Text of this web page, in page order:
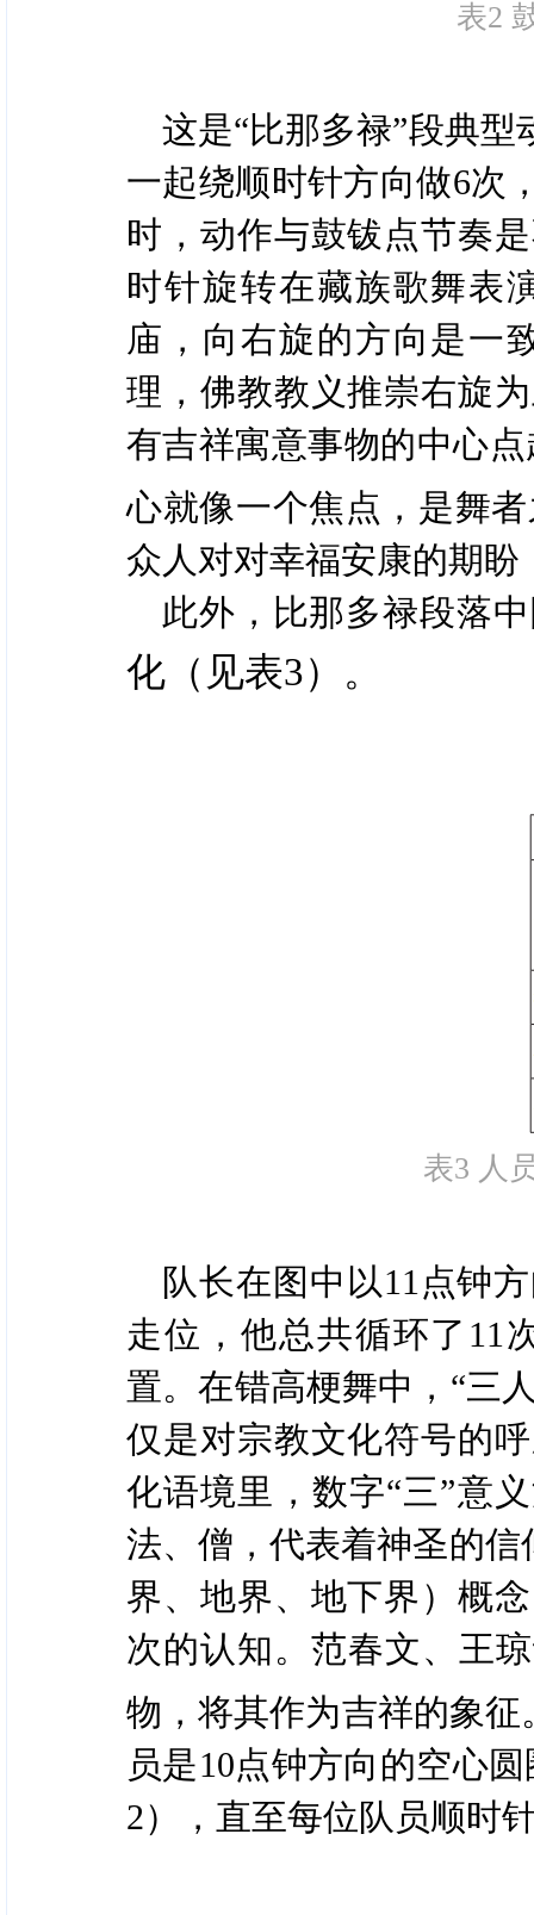
表2
这是“比那多禄”段典
一起绕顺时针方向做6次
时，动作与鼓钹点节奏
时针旋转在藏族歌舞表
庙，向右旋的方向是一
理，佛教教义推崇右旋
有吉祥寓意事物的中心
心就像一个焦点，是舞
众人对对幸福安康的期
此外，比那多禄段落
化（见表3）。
表3 人
队长在图中以11点钟
走位，他总共循环了11
置。在错高梗舞中，“三
仅是对宗教文化符号的
化语境里，数字“三”意
法、僧，代表着神圣的
界、地界、地下界）概
次的认知。范春文、王
物，将其作为吉祥的象征
员是10点钟方向的空心
2），直至每位队员顺时